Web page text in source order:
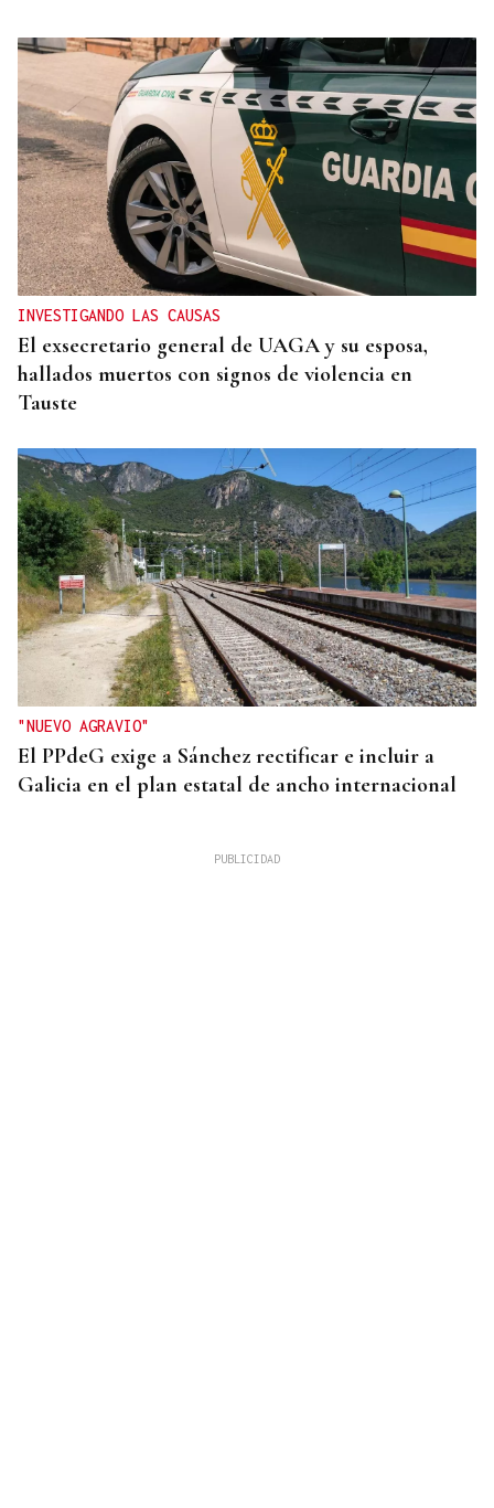
INVESTIGANDO LAS CAUSAS
El exsecretario general de UAGA y su esposa,
hallados muertos con signos de violencia en
Tauste
"NUEVO AGRAVIO"
El PPdeG exige a Sánchez rectificar e incluir a
Galicia en el plan estatal de ancho internacional